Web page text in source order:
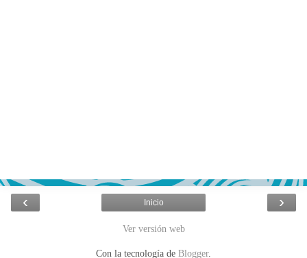
‹ ›
Inicio
Ver versión web
Con la tecnología de Blogger.